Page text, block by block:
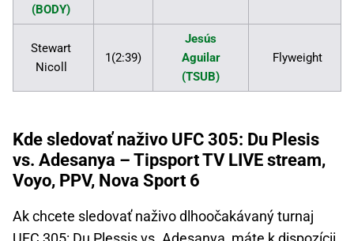
(BODY)
Stewart
Nicoll
1(2:39)
Jesús
Aguilar
(TSUB)
Flyweight
Kde sledovať naživo UFC 305: Du Plesis
vs. Adesanya – Tipsport TV LIVE stream,
Voyo, PPV, Nova Sport 6
Ak chcete sledovať naživo dlhoočakávaný turnaj